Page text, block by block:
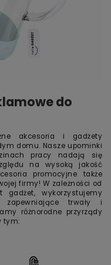
do
akcesoria i gadżety
domu. Nasze upominki
pracy nadają się
na wysoką jakość
promocyjne także
firmy! W zależności od
gadżet, wykorzystujemy
zapewniające trwały i
różnorodne przyrządy
tym: